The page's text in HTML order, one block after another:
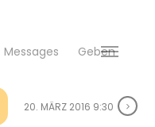
Messages Geben
Menu
20. MÄRZ 2016 9:30